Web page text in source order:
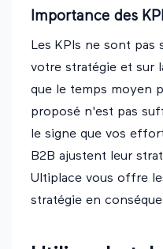
Importance des
Les KPIs ne sont
votre stratégie et sur
que le temps moyen
proposé n'est pas
le signe que vos
B2B ajustent leur
Ultiplace vous offre
stratégie en